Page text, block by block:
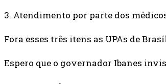
3. Atendimento por parte dos
Fora esses três itens as UPAs de
Espero que o governador Ibanes